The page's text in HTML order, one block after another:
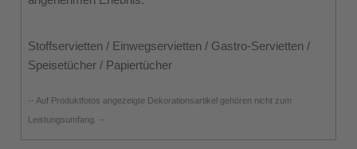
Stoffservietten / Einwegservietten / Gastro-Servietten /
Speisetücher / Papiertücher
-- Auf Produktfotos angezeigte Dekorationsartikel gehören nicht zum
Leistungsumfang. --